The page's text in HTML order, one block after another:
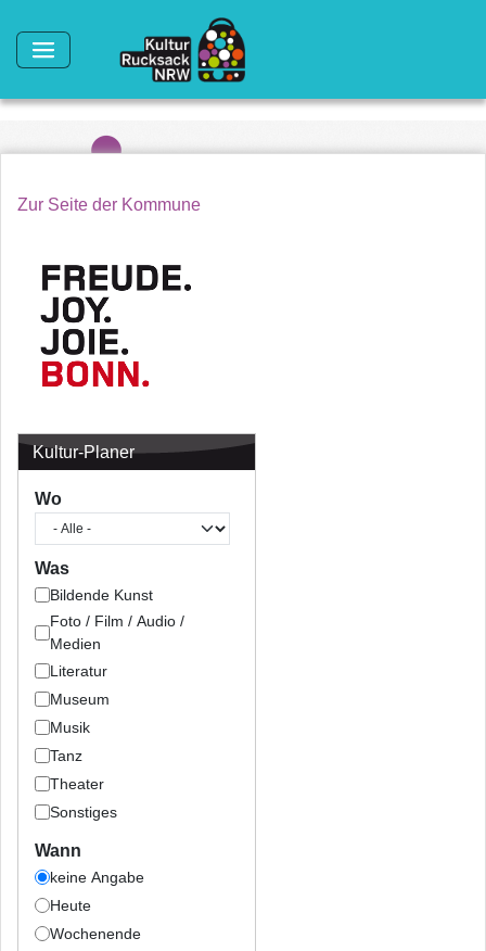
Zur Seite der Kommune
Kultur-Planer
Wo
Was
Bildende Kunst
Foto / Film / Audio /
Medien
Literatur
Museum
Musik
Tanz
Theater
Sonstiges
Wann
keine Angabe
Heute
Wochenende